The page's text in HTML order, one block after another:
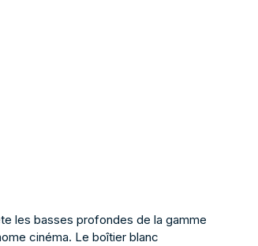
les basses profondes de la gamme
cinéma. Le boîtier blanc